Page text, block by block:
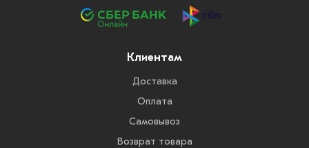
Клиентам
Доставка
Оплата
Самовывоз
Возврат товара